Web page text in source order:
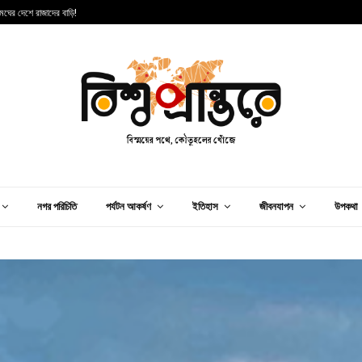
ওসাকার বুকে প্রাচীন জাপানি আধ্যাত্মিকতার ছোঁয়া
নগর পরিচিতি পর্যটন আকর্ষণ ইতিহাস জীবনযাপন উপকথা